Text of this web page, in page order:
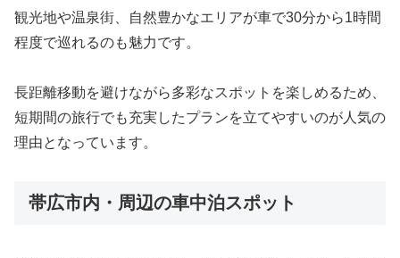
観光地や温泉街、自然豊かなエリアが車で30分から1時間
程度で巡れるのも魅力です。
長距離移動を避けながら多彩なスポットを楽しめるため、
短期間の旅行でも充実したプランを立てやすいのが人気の
理由となっています。
帯広市内・周辺の車中泊スポット